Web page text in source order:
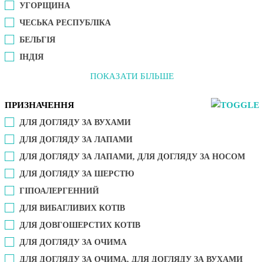
УГОРЩИНА
ЧЕСЬКА РЕСПУБЛІКА
БЕЛЬГІЯ
ІНДІЯ
ПОКАЗАТИ БІЛЬШЕ
ПРИЗНАЧЕННЯ
ДЛЯ ДОГЛЯДУ ЗА ВУХАМИ
ДЛЯ ДОГЛЯДУ ЗА ЛАПАМИ
ДЛЯ ДОГЛЯДУ ЗА ЛАПАМИ, ДЛЯ ДОГЛЯДУ ЗА НОСОМ
ДЛЯ ДОГЛЯДУ ЗА ШЕРСТЮ
ГІПОАЛЕРГЕННИЙ
ДЛЯ ВИБАГЛИВИХ КОТІВ
ДЛЯ ДОВГОШЕРСТИХ КОТІВ
ДЛЯ ДОГЛЯДУ ЗА ОЧИМА
ДЛЯ ДОГЛЯДУ ЗА ОЧИМА, ДЛЯ ДОГЛЯДУ ЗА ВУХАМИ